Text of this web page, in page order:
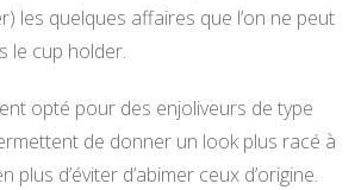
les quelques affaires que l’on ne peut
le cup holder.
opté pour des enjoliveurs de type
de donner un look plus racé à
plus d’éviter d’abimer ceux d’origine.